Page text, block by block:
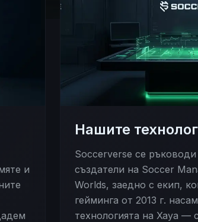
и
Нашите
Soccerverse се
създатели на Soccer
Worlds, заедно с екип,
гейминга от 2013 г.
технологията на Xaya —